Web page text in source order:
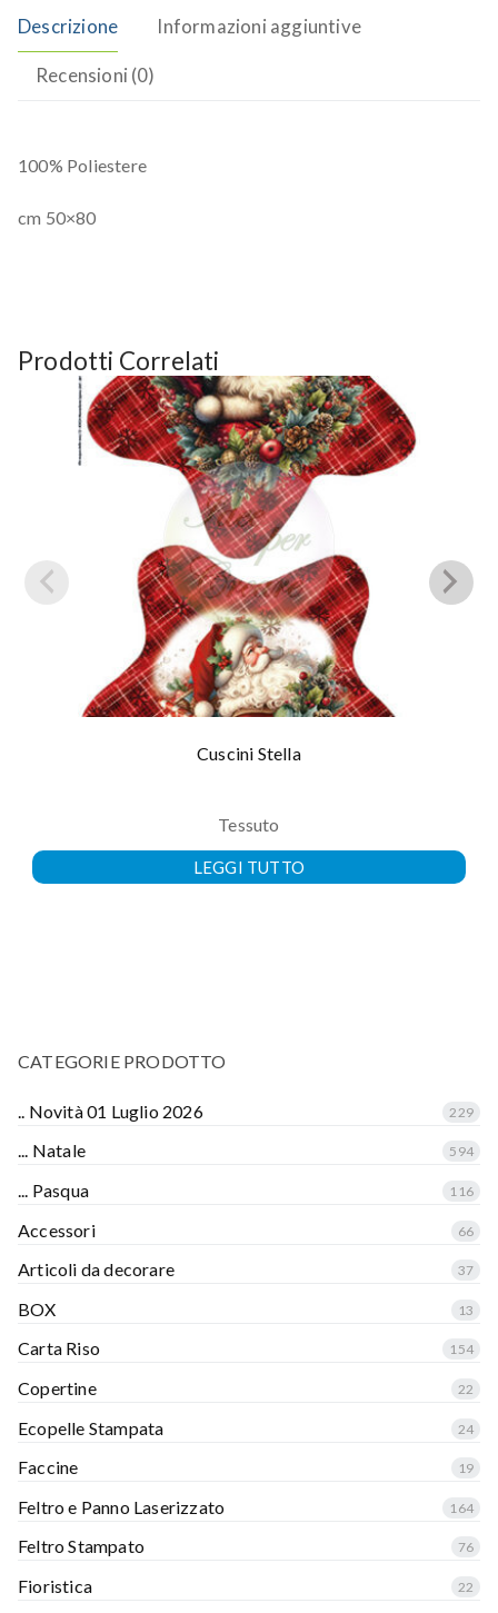
Descrizione Informazioni aggiuntive
Recensioni (0)
100% Poliestere
cm 50×80
Prodotti Correlati
Cuscini Stella
Tessuto
LEGGI TUTTO
CATEGORIE PRODOTTO
.. Novità 01 Luglio 2026 229
... Natale 594
... Pasqua 116
Accessori 66
Articoli da decorare 37
BOX 13
Carta Riso 154
Copertine 22
Ecopelle Stampata 24
Faccine 19
Feltro e Panno Laserizzato 164
Feltro Stampato 76
Fioristica 22